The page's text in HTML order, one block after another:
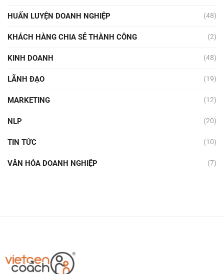
HUẤN LUYỆN DOANH NGHIỆP (48)
KHÁCH HÀNG CHIA SẺ THÀNH CÔNG (2)
KINH DOANH (48)
LÃNH ĐẠO (19)
MARKETING (12)
NLP (20)
TIN TỨC (10)
VĂN HÓA DOANH NGHIỆP (7)